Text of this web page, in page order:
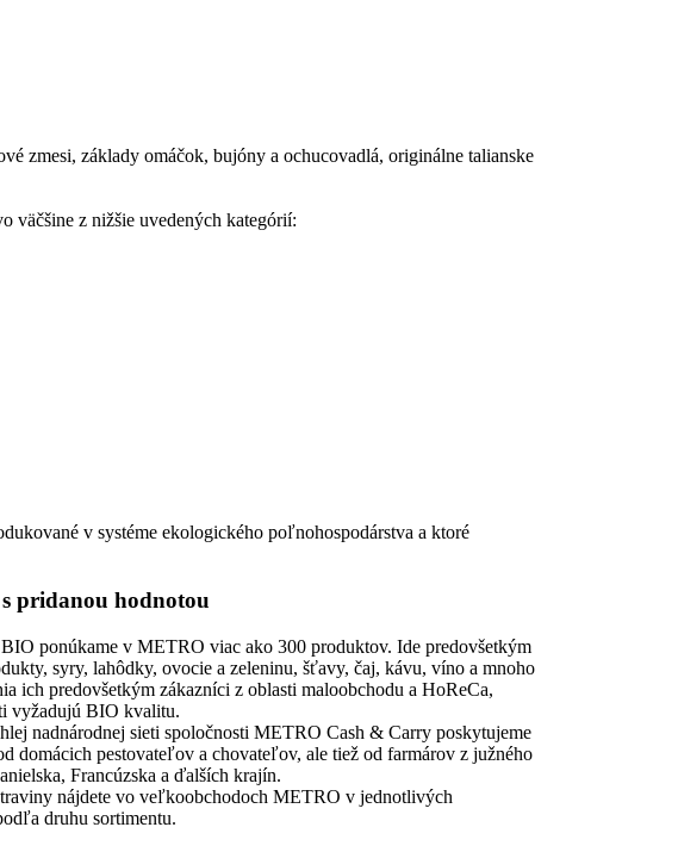
zmesi, základy omáčok, bujóny a ochucovadlá, originálne talianske
väčšine z nižšie uvedených kategórií:
v systéme ekologického poľnohospodárstva a ktoré
pridanou hodnotou
ponúkame v METRO viac ako 300 produktov. Ide predovšetkým
syry, lahôdky, ovocie a zeleninu, šťavy, čaj, kávu, víno a mnoho
ich predovšetkým zákazníci z oblasti maloobchodu a HoReCa,
vyžadujú BIO kvalitu.
nadnárodnej sieti spoločnosti METRO Cash & Carry poskytujeme
domácich pestovateľov a chovateľov, ale tiež od farmárov z južného
Francúzska a ďalších krajín.
nájdete vo veľkoobchodoch METRO v jednotlivých
druhu sortimentu.